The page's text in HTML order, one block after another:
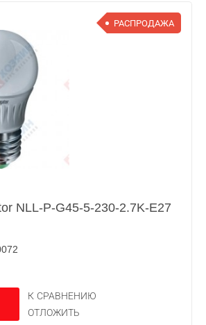
РАСПРОДАЖА
NLL-P-G45-5-230-2.7K-E27
К СРАВНЕНИЮ
ОТЛОЖИТЬ